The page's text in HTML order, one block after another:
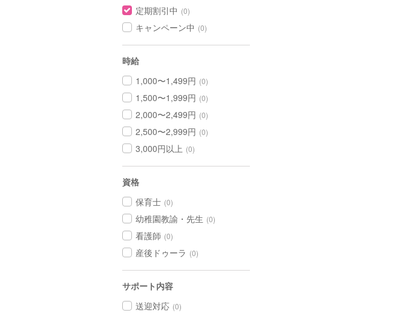
定期割引中 (0)
キャンペーン中 (0)
時給
1,000〜1,499円 (0)
1,500〜1,999円 (0)
2,000〜2,499円 (0)
2,500〜2,999円 (0)
3,000円以上 (0)
資格
保育士 (0)
幼稚園教諭・先生 (0)
看護師 (0)
産後ドゥーラ (0)
サポート内容
送迎対応 (0)